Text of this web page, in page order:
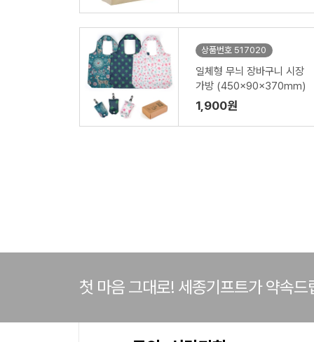
상품번호 517020
일체형 무늬 장바구니 시장
가방 (450x90x370mm)
1,900원
첫 마음 그대로! 세종기프트가 약속드